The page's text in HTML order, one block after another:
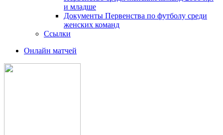
и младше
Документы Первенства по футболу среди
женских команд
Ссылки
Онлайн матчей